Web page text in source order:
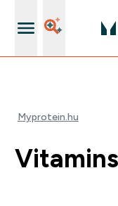
Myprotein.hu
Vitamins